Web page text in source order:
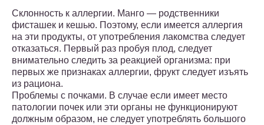
Склонность к аллергии. Манго — родственники
фисташек и кешью. Поэтому, если имеется аллергия
на эти продукты, от употребления лакомства следует
отказаться. Первый раз пробуя плод, следует
внимательно следить за реакцией организма: при
первых же признаках аллергии, фрукт следует изъять
из рациона.
Проблемы с почками. В случае если имеет место
патологии почек или эти органы не функционируют
должным образом, не следует употреблять большого